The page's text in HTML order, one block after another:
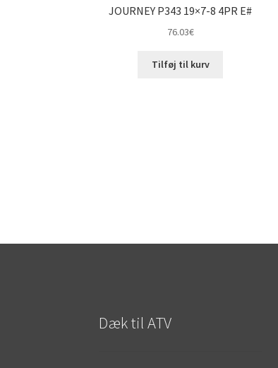
JOURNEY P343 19×7-8 4PR E#
76.03€
Tilføj til kurv
Dæk til ATV